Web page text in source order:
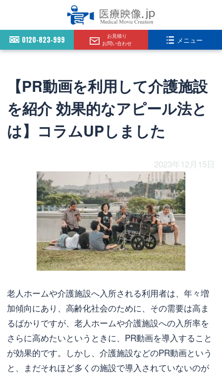
0120-823-999
お見積り
お問い合わせ
メニュー
【PR動画を利用して介護施設
を紹介 効果的なアピール法と
は】コラムUPしました
2023年12月15日
老人ホームや介護施設へ入所される利用者は、年々増
加傾向にあり、高齢化社会のために、その需要は高ま
るばかりですが、老人ホームや介護施設への入所率を
さらに高めたいというときに、PR動画を導入すること
が効果的です。しかし、介護施設などのPR動画という
と、まだそれほど多くの施設で導入されていないのが